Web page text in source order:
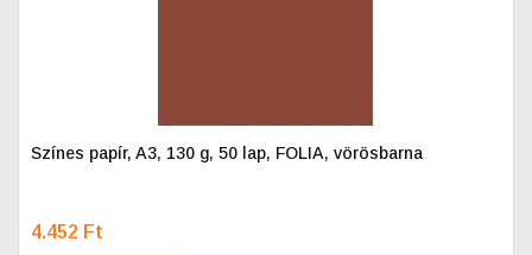
Színes papír, A3, 130 g, 50 lap, FOLIA, vörösbarna
4.452 Ft